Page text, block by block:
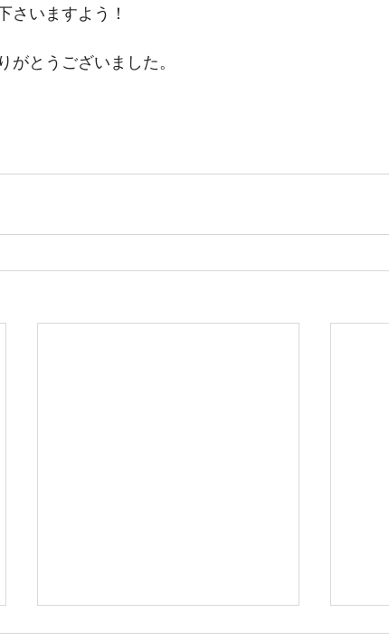
さいますよう！
とうございました。